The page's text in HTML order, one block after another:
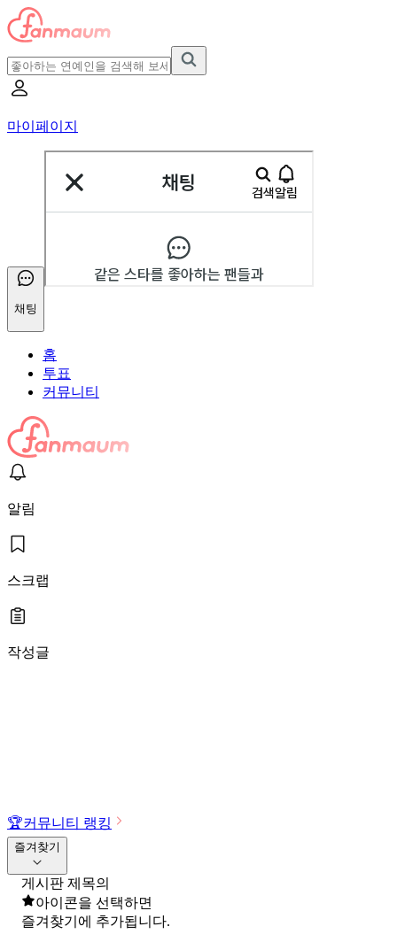
마이페이지
채팅
홈
투표
커뮤니티
알림
스크랩
작성글
🏆커뮤니티 랭킹
즐겨찾기
게시판 제목의
아이콘을 선택하면
즐겨찾기에 추가됩니다.